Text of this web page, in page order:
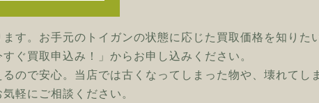
す。お手元のトイガンの状態に応じた買取価格を知りた
ぐ買取申込み！」からお申し込みください。
ので安心。当店では古くなってしまった物や、壊れてし
軽にご相談ください。